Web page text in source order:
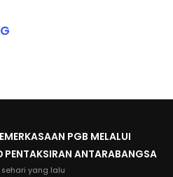
PGB MELALUI
PENTAKSIRAN ANTARABANGSA
sehari yang lalu